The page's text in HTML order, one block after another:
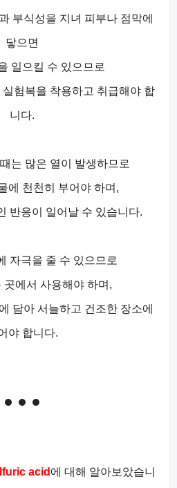
부식성을 지녀 피부나 점막에
닿으면
일으킬 수 있으므로
험복을 착용하고 취급해야 합
니다.
는 많은 열이 발생하므로
에 천천히 부어야 하며,
반응이 일어날 수 있습니다.
자극을 줄 수 있으므로
곳에서 사용해야 하며,
담아 서늘하고 건조한 장소에
야 합니다.
acid 에 대해 알아보았습니